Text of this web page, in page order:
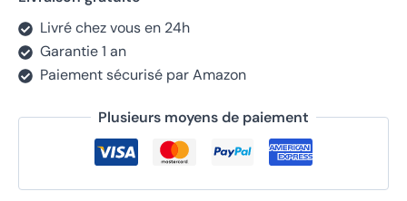
Livré chez vous en 24h
Garantie 1 an
Paiement sécurisé par Amazon
Plusieurs moyens de paiement